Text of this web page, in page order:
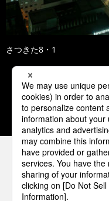
さつきた8・1
1 2
パナソニック